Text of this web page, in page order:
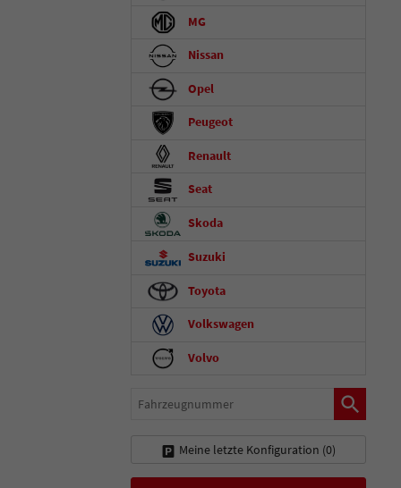
MG
Nissan
Opel
Peugeot
Renault
Seat
Skoda
Suzuki
Toyota
Volkswagen
Volvo
Fahrzeugnummer
Meine letzte Konfiguration (0)